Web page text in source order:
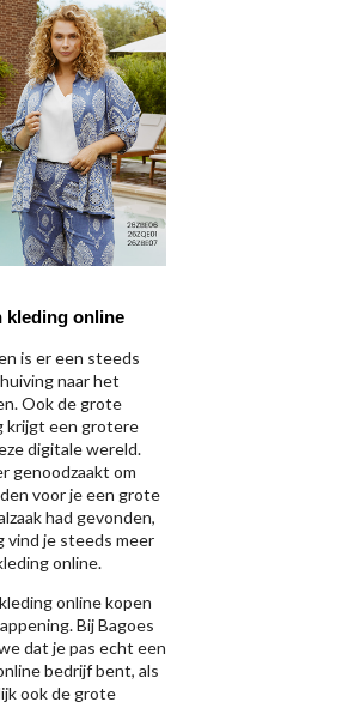
kleding online
is er een steeds
naar het
Ook de grote
krijgt een grotere
digitale wereld.
genoodzaakt om
voor je een grote
had gevonden,
vind je steeds meer
online.
online kopen
Bij Bagoes
dat je pas echt een
bedrijf bent, als
ook de grote